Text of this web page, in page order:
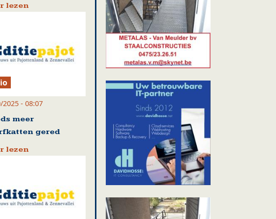
lezen
2025 - 08:07
meer
gered
lezen